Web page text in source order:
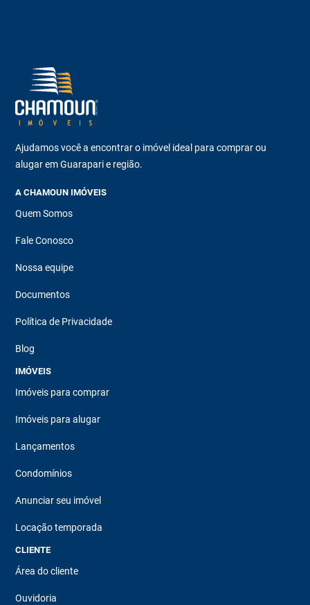
Ajudamos você a encontrar o imóvel ideal para comprar ou
alugar em Guarapari e região.
A CHAMOUN IMÓVEIS
Quem Somos
Fale Conosco
Nossa equipe
Documentos
Política de Privacidade
Blog
IMÓVEIS
Imóveis para comprar
Imóveis para alugar
Lançamentos
Condomínios
Anunciar seu imóvel
Locação temporada
CLIENTE
Área do cliente
Ouvidoria